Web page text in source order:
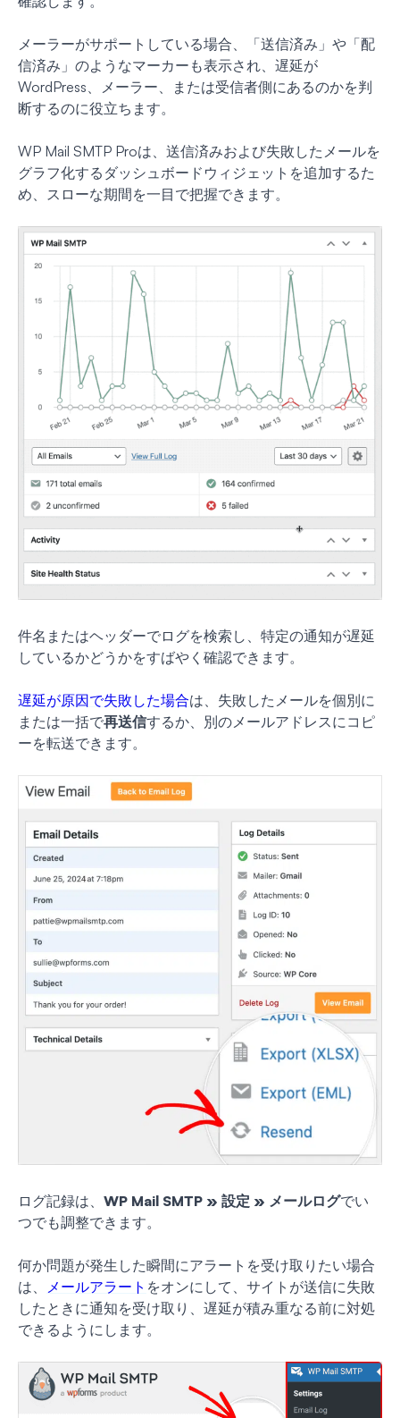
メーラーがサポートしている場合、「送信済み」や「配
信済み」のようなマーカーも表示され、遅延が
WordPress、メーラー、または受信者側にあるのかを判
断するのに役立ちます。
WP Mail SMTP Proは、送信済みおよび失敗したメールを
グラフ化するダッシュボードウィジェットを追加するた
め、スローな期間を一目で把握できます。
件名またはヘッダーでログを検索し、特定の通知が遅延
しているかどうかをすばやく確認できます。
遅延が原因で失敗した場合は、失敗したメールを個別に
または一括で再送信するか、別のメールアドレスにコピ
ーを転送できます。
ログ記録は、 WP Mail SMTP » 設定 » メールログでい
つでも調整できます。
何か問題が発生した瞬間にアラートを受け取りたい場合
は、
メールアラート をオンにして、サイトが送信に失敗
したときに通知を受け取り、遅延が積み重なる前に対処
できるようにします。